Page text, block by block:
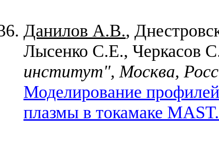
Данилов А.В.,
Лысенко С.Е., Черкасов
институт", Москва,
Моделирование
плазмы в токамаке MAST.